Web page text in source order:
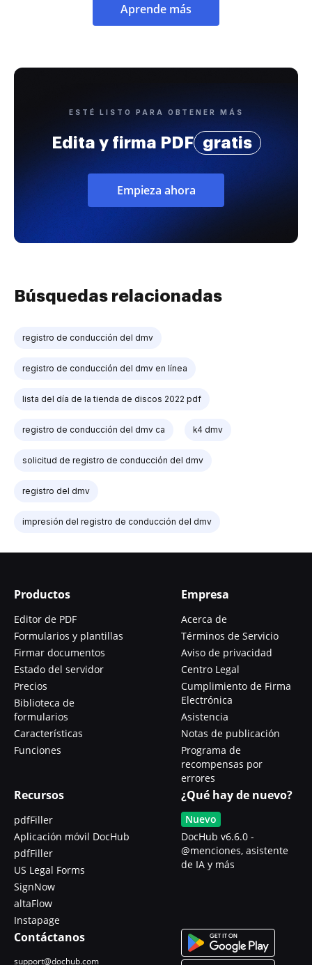
Aprende más
ESTÉ LISTO PARA OBTENER MÁS
Edita y firma PDF gratis
Empieza ahora
Búsquedas relacionadas
registro de conducción del dmv
registro de conducción del dmv en línea
lista del día de la tienda de discos 2022 pdf
registro de conducción del dmv ca k4 dmv
solicitud de registro de conducción del dmv
registro del dmv
impresión del registro de conducción del dmv
Productos
Editor de PDF
Formularios y plantillas
Firmar documentos
Estado del servidor
Precios
Biblioteca de
formularios
Características
Funciones
Empresa
Acerca de
Términos de Servicio
Aviso de privacidad
Centro Legal
Cumplimiento de Firma
Electrónica
Asistencia
Notas de publicación
Programa de
recompensas por
errores
Recursos
pdfFiller
Aplicación móvil DocHub
pdfFiller
US Legal Forms
SignNow
altaFlow
Instapage
¿Qué hay de nuevo?
Nuevo
DocHub v6.6.0 -
@menciones, asistente
de IA y más
Contáctanos
support@dochub.com